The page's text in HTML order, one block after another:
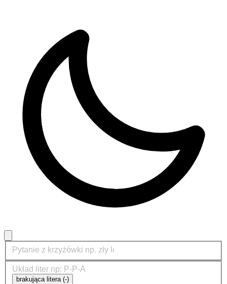
brakująca litera (-)